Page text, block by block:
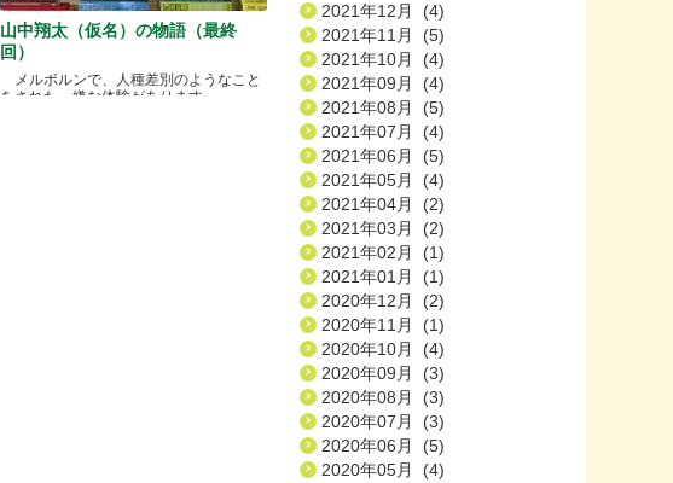
山中翔太（仮名）の物語（最終
回）
メルボルンで、人種差別のようなこと
をされた、嫌な体験があります.....
2021年12月 (4)
2021年11月 (5)
2021年10月 (4)
2021年09月 (4)
2021年08月 (5)
2021年07月 (4)
2021年06月 (5)
2021年05月 (4)
2021年04月 (2)
2021年03月 (2)
2021年02月 (1)
2021年01月 (1)
2020年12月 (2)
2020年11月 (1)
2020年10月 (4)
2020年09月 (3)
2020年08月 (3)
2020年07月 (3)
2020年06月 (5)
2020年05月 (4)